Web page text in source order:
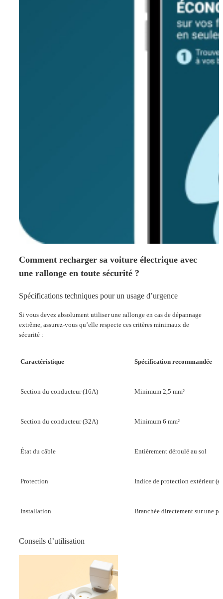
Comment recharger sa voiture électrique avec
une rallonge en toute sécurité ?
Spécifications techniques pour un usage d’urgence
Si vous devez absolument utiliser une rallonge en cas de dépannage
extrême, assurez-vous qu’elle respecte ces critères minimaux de
sécurité :
Caractéristique Spécification recommandée
Section du conducteur (16A) Minimum 2,5 mm²
Section du conducteur (32A) Minimum 6 mm²
État du câble Entièrement déroulé au sol
Protection Indice de protection extérieur
Installation Branchée directement sur une
Conseils d’utilisation